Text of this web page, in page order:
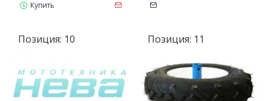
Купить
Позиция: 10 Позиция: 11